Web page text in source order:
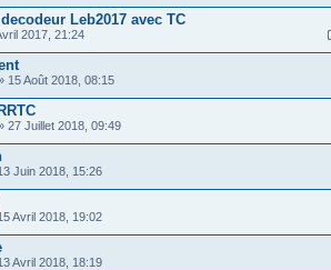
Leb2017 avec TC
2017, 21:24
15 Août 2018, 08:15
27 Juillet 2018, 09:49
Juin 2018, 15:26
Avril 2018, 19:02
Avril 2018, 18:19